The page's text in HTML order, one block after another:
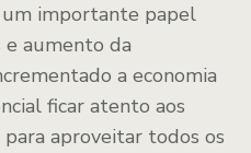
importante papel
e aumento da
a economia
ficar atento aos
para aproveitar todos os